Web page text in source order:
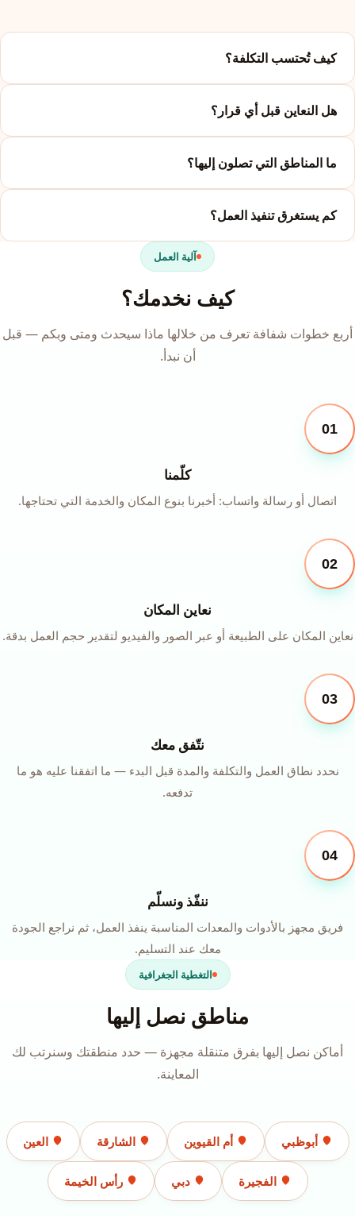
كيف تُحتسب التكلفة؟
هل النعاين قبل أي قرار؟
ما المناطق التي تصلون إليها؟
كم يستغرق تنفيذ العمل؟
آلية العمل
كيف نخدمك؟
أربع خطوات شفافة تعرف من خلالها ماذا سيحدث ومتى وبكم — قبل
أن نبدأ.
01
كلّمنا
اتصال أو رسالة واتساب: أخبرنا بنوع المكان والخدمة التي تحتاجها.
02
نعاين المكان
نعاين المكان على الطبيعة أو عبر الصور والفيديو لتقدير حجم العمل بدقة.
03
نتّفق معك
نحدد نطاق العمل والتكلفة والمدة قبل البدء — ما اتفقنا عليه هو ما
تدفعه.
04
ننفّذ ونسلّم
فريق مجهز بالأدوات والمعدات المناسبة ينفذ العمل، ثم نراجع الجودة
معك عند التسليم.
التغطية الجغرافية
مناطق نصل إليها
أماكن نصل إليها بفرق متنقلة مجهزة — حدد منطقتك وسنرتب لك
المعاينة.
أبوظبي أم القيوين الشارقة العين
الفجيرة دبي رأس الخيمة